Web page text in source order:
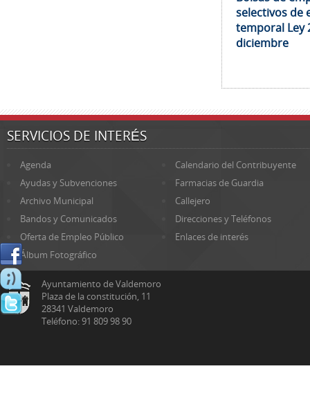
selectivos de
temporal Ley
diciembre
SERVICIOS DE INTERÉS
Agenda
Calendario del Contribuyente
Ayudas y Subvenciones
Farmacias de Guardia
Archivo Municipal
Callejero
Bandos y Comunicados
Direcciones y Teléfonos
Oferta de Empleo Público
Enlaces de interés
Álbum Fotográfico
Ayuntamiento de Valdemoro
Plaza de la constitución, 11
28341 Valdemoro
Teléfono: 91 809 98 90